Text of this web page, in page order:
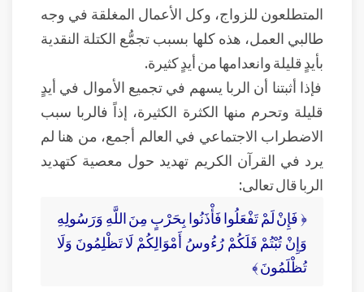
المتطلعون للزواج، وكل الأعمال المغلقة في وجه
طالبي العمل، هذه كلها بسبب تجمُّع الكتلة النقدية
بأيدٍ قليلة وانعدامها من أيدٍ كثيرة.
فإذا أثبتنا أن الربا يسهم في تجميع الأموال في أيدٍ
قليلة وتحرم منها الكثرة الكثيرة، إذاً فالربا سبب
الاضطراب الاجتماعي في العالم أجمع، من هنا لم
يرد في القرآن الكريم تهديد حول معصية كتهديد
الربا قال تعالى:
﴿ فَإِنْ لَمْ تَفْعَلُوا فَأْذَنُوا بِحَرْبٍ مِنَ اللَّهِ وَرَسُولِهِ
وَإِنْ تُبْتُمْ فَلَكُمْ رُءُوسُ أَمْوَالِكُمْ لَا تَظْلِمُونَ وَلَا
تُظْلَمُونَ ﴾